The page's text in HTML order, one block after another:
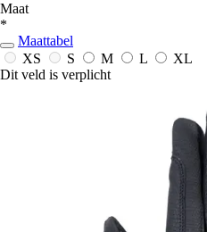
Maat
*
Maattabel
XS
S M L
XL
Dit veld is verplicht